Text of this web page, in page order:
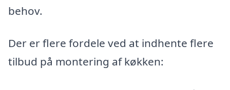
behov.
Der er flere fordele ved at indhente flere
tilbud på montering af køkken: